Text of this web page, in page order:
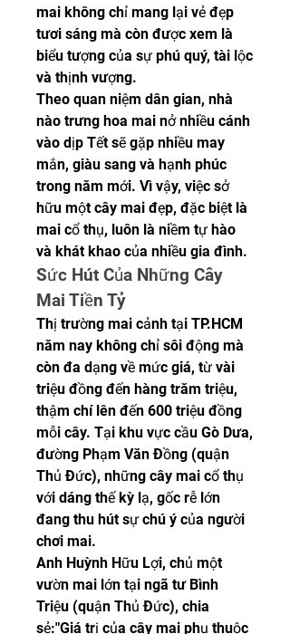
mai không chỉ mang lại vẻ đẹp
tươi sáng mà còn được xem là
biểu tượng của sự phú quý, tài lộc
và thịnh vượng.
Theo quan niệm dân gian, nhà
nào trưng hoa mai nở nhiều cánh
vào dịp Tết sẽ gặp nhiều may
mắn, giàu sang và hạnh phúc
trong năm mới. Vì vậy, việc sở
hữu một cây mai đẹp, đặc biệt là
mai cổ thụ, luôn là niềm tự hào
và khát khao của nhiều gia đình.
Sức Hút Của Những Cây
Mai Tiền Tỷ
Thị trường mai cảnh tại TP.HCM
năm nay không chỉ sôi động mà
còn đa dạng về mức giá, từ vài
triệu đồng đến hàng trăm triệu,
thậm chí lên đến 600 triệu đồng
mỗi cây. Tại khu vực cầu Gò Dưa,
đường Phạm Văn Đồng (quận
Thủ Đức), những cây mai cổ thụ
với dáng thế kỳ lạ, gốc rễ lớn
đang thu hút sự chú ý của người
chơi mai.
Anh Huỳnh Hữu Lợi, chủ một
vườn mai lớn tại ngã tư Bình
Triệu (quận Thủ Đức), chia
sẻ:"Giá trị của cây mai phụ thuộc